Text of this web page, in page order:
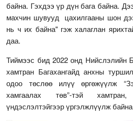
байна. Гэхдээ үр дүн бага байна.
махчин шувууд цахилгааны шон
нь ч их байна" гэж халаглан
даа.
Тиймээс бид 2022 онд Нийслэлийн
хамтран Багахангайд анхны
одоо төслөө илүү өргөжүүлж
хамгаалах төв”-тэй
үндэслэлтэйгээр үргэлжлүүлж